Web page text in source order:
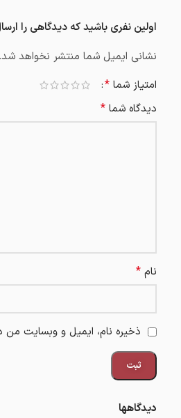
دیدگاهها
اولین نفری باشید که دیدگاهی را ارسال می کنید برای
نشانی ایمیل شما منتشر نخواهد شد.
امتیاز شما *
دیدگاه شما *
نام *
ذخیره نام، ایمیل و وبسایت من